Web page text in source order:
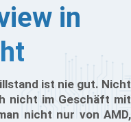
in
ist nie gut. Nicht
nicht im Geschäft mit
nicht nur von AMD,